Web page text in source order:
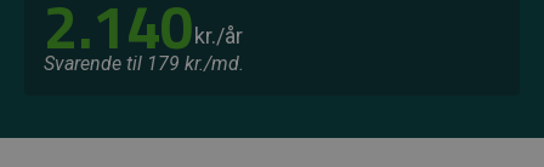
2.140kr./år
Svarende til 179 kr./md.